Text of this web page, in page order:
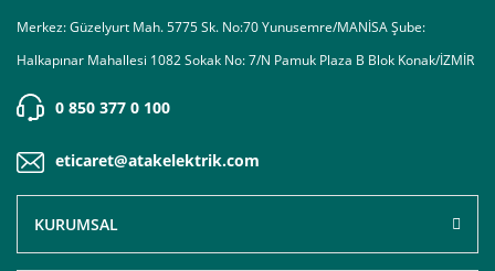
Merkez: Güzelyurt Mah. 5775 Sk. No:70 Yunusemre/MANİSA Şube:
Halkapınar Mahallesi 1082 Sokak No: 7/N Pamuk Plaza B Blok Konak/İZMİR
0 850 377 0 100
eticaret@atakelektrik.com
KURUMSAL